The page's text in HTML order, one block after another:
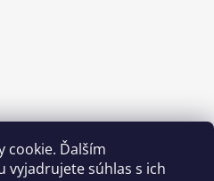
cookie. Ďalším
vyjadrujete súhlas s ich